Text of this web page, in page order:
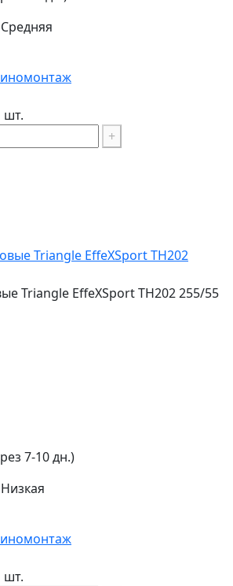
Средняя
шт.
+
Triangle EffeXSport TH202 255/55
7-10 дн.)
Низкая
шт.